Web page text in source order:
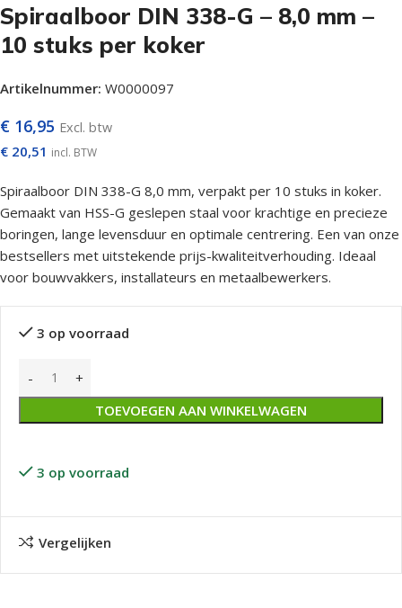
Spiraalboor DIN 338-G – 8,0 mm –
10 stuks per koker
Artikelnummer: W0000097
€ 16,95 Excl. btw
€ 20,51 incl. BTW
Spiraalboor DIN 338-G 8,0 mm, verpakt per 10 stuks in koker.
Gemaakt van HSS-G geslepen staal voor krachtige en precieze
boringen, lange levensduur en optimale centrering. Een van onze
bestsellers met uitstekende prijs-kwaliteitverhouding. Ideaal
voor bouwvakkers, installateurs en metaalbewerkers.
3 op voorraad
TOEVOEGEN AAN WINKELWAGEN
3 op voorraad
Vergelijken